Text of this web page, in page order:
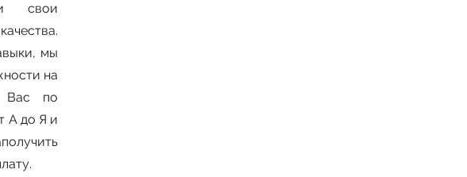
свои
мы
на
Вас по
А до Я и